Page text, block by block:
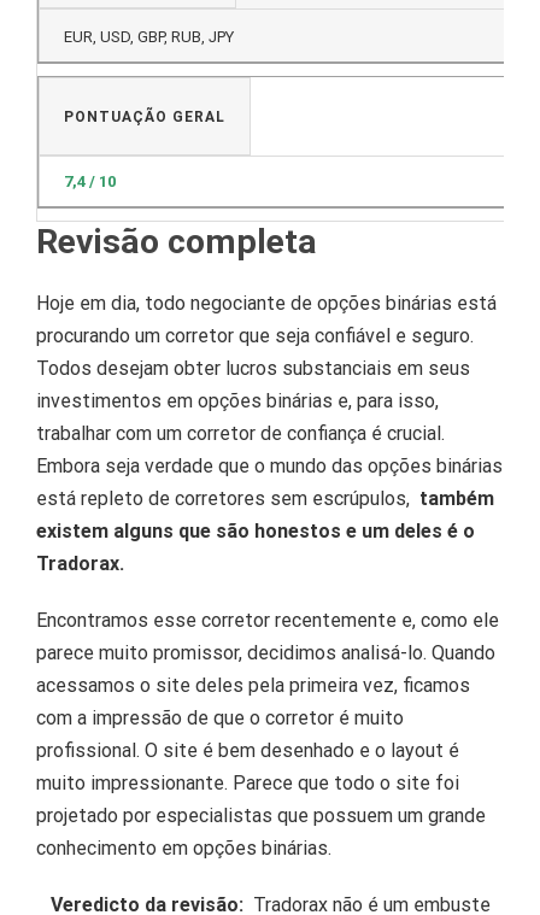
EUR, USD, GBP, RUB, JPY
PONTUAÇÃO GERAL
7,4 / 10
Revisão completa
Hoje em dia, todo negociante de opções binárias está
procurando um corretor que seja confiável e seguro.
Todos desejam obter lucros substanciais em seus
investimentos em opções binárias e, para isso,
trabalhar com um corretor de confiança é crucial.
Embora seja verdade que o mundo das opções binárias
está repleto de corretores sem escrúpulos, também
existem alguns que são honestos e um deles é o
Tradorax.
Encontramos esse corretor recentemente e, como ele
parece muito promissor, decidimos analisá-lo. Quando
acessamos o site deles pela primeira vez, ficamos
com a impressão de que o corretor é muito
profissional. O site é bem desenhado e o layout é
muito impressionante. Parece que todo o site foi
projetado por especialistas que possuem um grande
conhecimento em opções binárias.
Veredicto da revisão:Tradorax não é um embuste